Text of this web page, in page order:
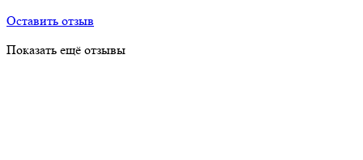
Оставить отзыв
Показать ещё отзывы